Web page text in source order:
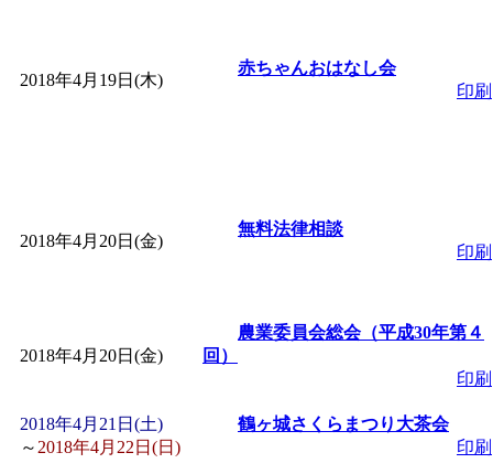
2018年4月19日(木)
赤ちゃんおはなし会
印刷
2018年4月20日(金)
無料法律相談
印刷
2018年4月20日(金)
農業委員会総会（平成30年第４
回）
印刷
2018年4月21日(土)
～ 2018年4月22日(日)
鶴ヶ城さくらまつり大茶会
印刷